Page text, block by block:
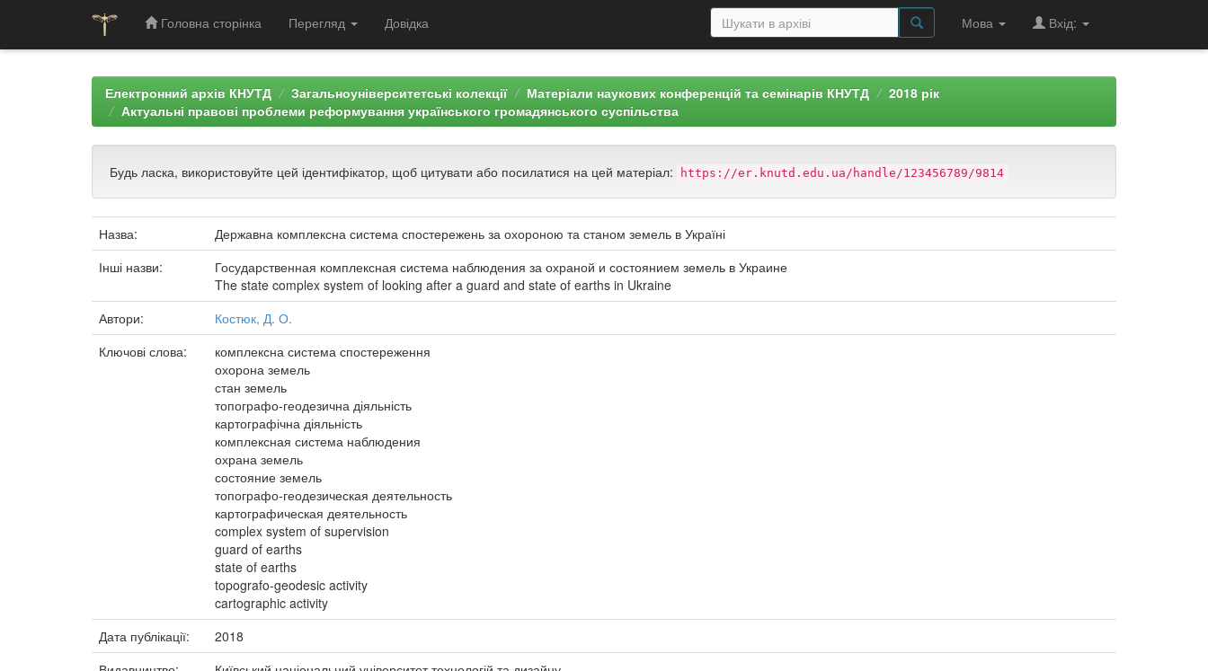
Головна сторінка Перегляд Довідка Мова Вхід:
Електронний архів КНУТД Загальноуніверситетські колекції Матеріали наукових конференцій та семінарів КНУТД
2018 рік
Актуальні правові проблеми реформування українського громадянського суспільства
Будь ласка, використовуйте цей ідентифікатор, щоб цитувати або посилатися на цей матеріал: https://er.knutd.edu.ua/handle/123456789/9814
Назва:
Державна комплексна система спостережень за охороною та станом земель в Україні
Інші назви:
Государственная комплексная система наблюдения за охраной и состоянием земель в Украине
The state complex system of looking after a guard and state of earths in Ukraine
Автори:
Костюк, Д. О.
Ключові слова:
комплексна система спостереження
охорона земель
стан земель
топографо-геодезична діяльність
картографічна діяльність
комплексная система наблюдения
охрана земель
состояние земель
топографо-геодезическая деятельность
картографическая деятельность
complex system of supervision
guard of earths
state of earths
topografo-geodesic activity
cartographic activity
Дата публікації:
2018